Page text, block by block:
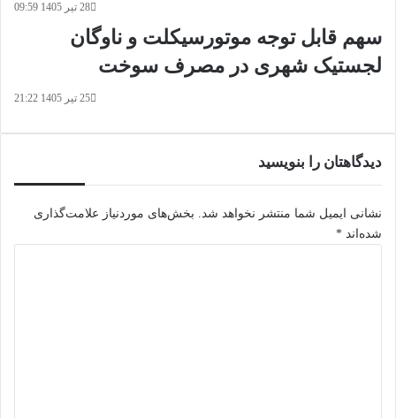
28 تیر 1405 09:59
سهم قابل توجه موتورسیکلت و ناوگان
لجستیک شهری در مصرف سوخت
25 تیر 1405 21:22
دیدگاهتان را بنویسید
نشانی ایمیل شما منتشر نخواهد شد. بخش‌های موردنیاز علامت‌گذاری
شده‌اند *